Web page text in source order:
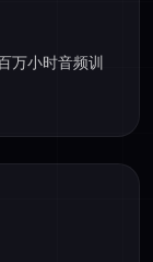
万小时音频训